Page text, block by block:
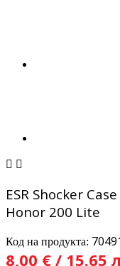
 
ESR Shocker
Honor 200 Lite
Код на продукта:
8,00 € / 15.65